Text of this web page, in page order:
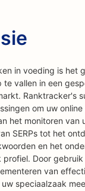
in voeding is het
te vallen in een
Ranktracker's
om uw
het monitoren van
SERPs tot het
en het
Door
van
speciaalzaak